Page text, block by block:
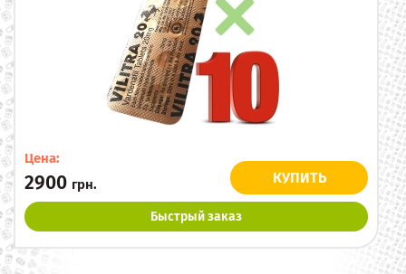
Цена:
2900 грн. КУПИТЬ
Быстрый заказ